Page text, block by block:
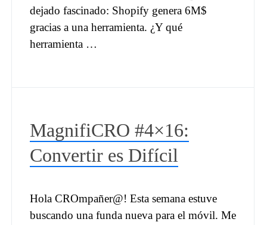
dejado fascinado: Shopify genera 6M$
gracias a una herramienta. ¿Y qué
herramienta …
MagnifiCRO #4×16:
Convertir es Difícil
Hola CROmpañer@! Esta semana estuve
buscando una funda nueva para el móvil. Me